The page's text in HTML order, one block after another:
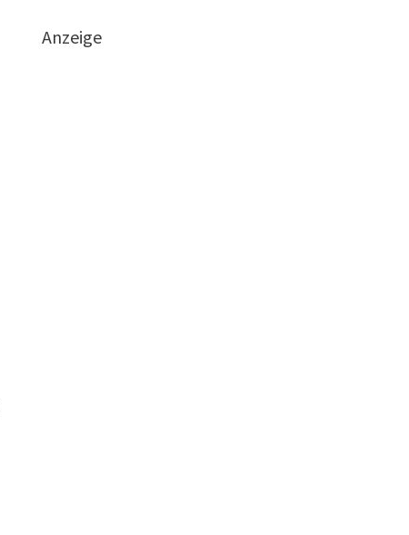
Anzeige